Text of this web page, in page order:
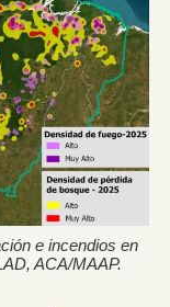
e incendios en
ACA/MAAP.